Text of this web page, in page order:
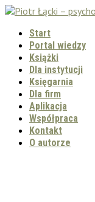
Start
Portal wiedzy
Książki
Dla instytucji
Księgarnia
Dla firm
Aplikacja
Współpraca
Kontakt
O autorze